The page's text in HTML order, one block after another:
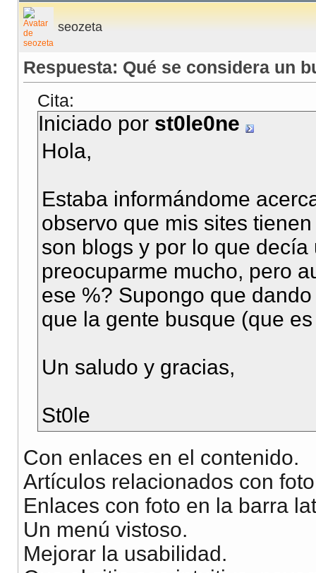
seozeta
Respuesta: Qué se considera un
Cita:
Iniciado por st0le0ne
Hola,
Estaba informándome
observo que mis sites
son blogs y por lo que
preocuparme mucho, pero
ese %? Supongo que
que la gente busque (que
Un saludo y gracias,
St0le
Con enlaces en el contenido.
Artículos relacionados con
Enlaces con foto en la barra
Un menú vistoso.
Mejorar la usabilidad.